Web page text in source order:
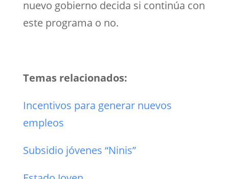
nuevo gobierno decida si continúa con
este programa o no.
Temas relacionados:
Incentivos para generar nuevos
empleos
Subsidio jóvenes “Ninis”